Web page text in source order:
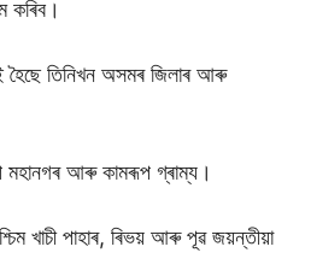
কৰিব।
হৈছে তিনিখন অসমৰ জিলাৰ আৰু
মহানগৰ আৰু কামৰূপ গ্ৰাম্য।
খাচী পাহাৰ, ৰিভয় আৰু পূৱ জয়ন্তীয়া